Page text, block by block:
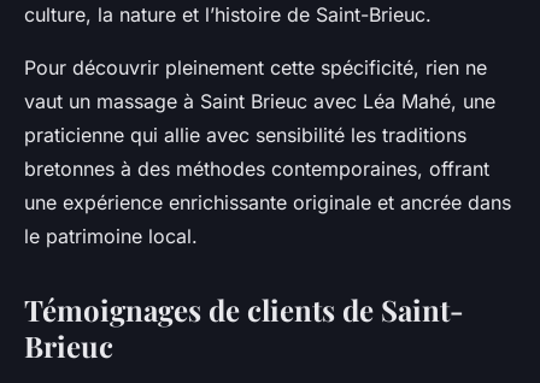
culture, la nature et l’histoire de Saint-Brieuc.
Pour découvrir pleinement cette spécificité, rien ne
vaut un massage à Saint Brieuc avec Léa Mahé, une
praticienne qui allie avec sensibilité les traditions
bretonnes à des méthodes contemporaines, offrant
une expérience enrichissante originale et ancrée dans
le patrimoine local.
Témoignages de clients de Saint-
Brieuc